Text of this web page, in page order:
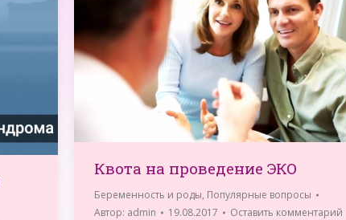
Квота на проведение ЭКО
Беременность и роды, Популярные вопросы
Автор: admin 19.08.2017 Оставить комментарий